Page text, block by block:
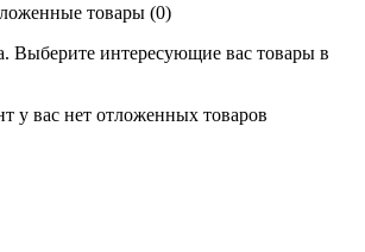
товары (0)
Выберите интересующие вас товары в
у вас нет отложенных товаров